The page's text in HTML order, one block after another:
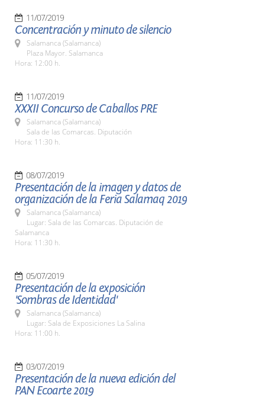
11/07/2019
Concentración y minuto de silencio
Salamanca (Salamanca)
Plaza Mayor. Salamanca
Hora: 12:00 h.
11/07/2019
XXXII Concurso de Caballos PRE
Salamanca (Salamanca)
Sala de las Comarcas. Diputación
Hora: 11:30 h.
08/07/2019
Presentación de la imagen y datos de
organización de la Feria Salamaq 2019
Salamanca (Salamanca)
Lugar: Sala de las Comarcas. Diputación de
Salamanca
Hora: 11:30 h.
05/07/2019
Presentación de la exposición
'Sombras de Identidad'
Salamanca (Salamanca)
Lugar: Sala de Exposiciones La Salina
Hora: 11:00 h.
03/07/2019
Presentación de la nueva edición del
PAN Ecoarte 2019